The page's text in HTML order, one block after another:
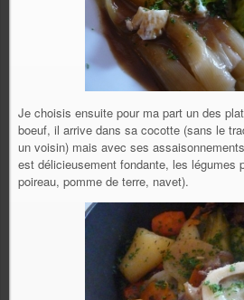
Je choisis ensuite pour ma part un des
boeuf, il arrive dans sa cocotte (sans le
un voisin) mais avec ses
est délicieusement fondante, les légumes
poireau, pomme de terre, navet).